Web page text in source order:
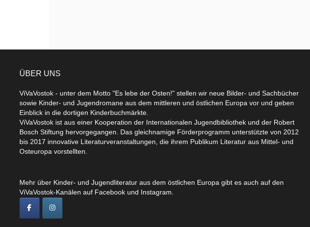
ÜBER UNS
ViVaVostok - unter dem Motto "Es lebe der Osten!" stellen wir neue Bilder- und Sachbücher
sowie Kinder- und Jugendromane aus dem mittleren und östlichen Europa vor und geben
Einblick in die dortigen Kinderbuchmärkte.
ViVaVostok ist aus einer Kooperation der Internationalen Jugendbibliothek und der Robert
Bosch Stiftung hervorgegangen. Das gleichnamige Förderprogramm unterstützte von 2012
bis 2017 innovative Literaturveranstaltungen, die ihrem Publikum Literatur aus Mittel- und
Osteuropa vorstellten.
Mehr über Kinder- und Jugendliteratur aus dem östlichen Europa gibt es auch auf den
ViVaVostok-Kanälen auf Facebook und Instagram.